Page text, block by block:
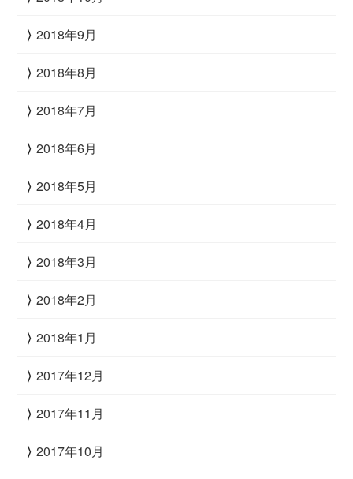
2018年9月
2018年8月
2018年7月
2018年6月
2018年5月
2018年4月
2018年3月
2018年2月
2018年1月
2017年12月
2017年11月
2017年10月